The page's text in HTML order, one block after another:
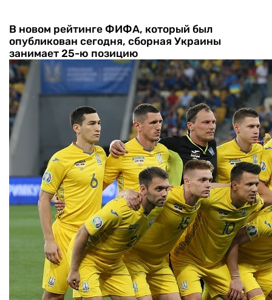
В новом рейтинге ФИФА, который был
опубликован сегодня, сборная Украины
занимает 25-ю позицию